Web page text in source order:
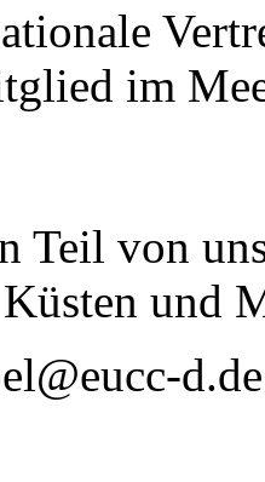
im
Teil von
und
d.de